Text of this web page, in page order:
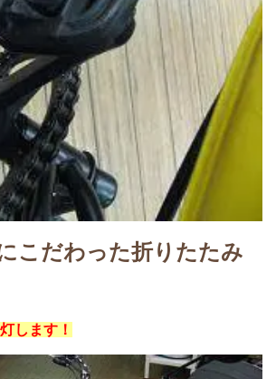
こだわった折りたたみ
します！